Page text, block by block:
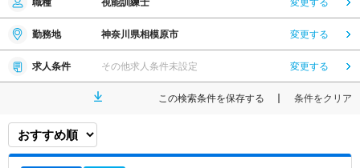
勤務地 神奈川県相模原市 変更する
求人条件 その他求人条件未設定 変更する
この検索条件を保存する 条件をクリア